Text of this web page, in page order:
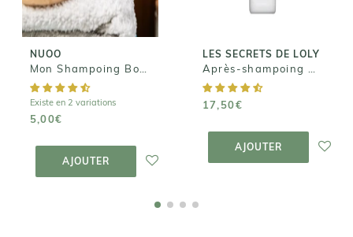
NUOO
Existe en 2 variations
5,00€
AJOUTER
5,00€
PANIER
LES SECRETS DE LOLY
17,50€
AJOUTER
Conditioner
PANIER